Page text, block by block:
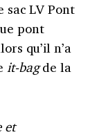
LV Pont
pont
qu’il n’a
it-bagde la
et